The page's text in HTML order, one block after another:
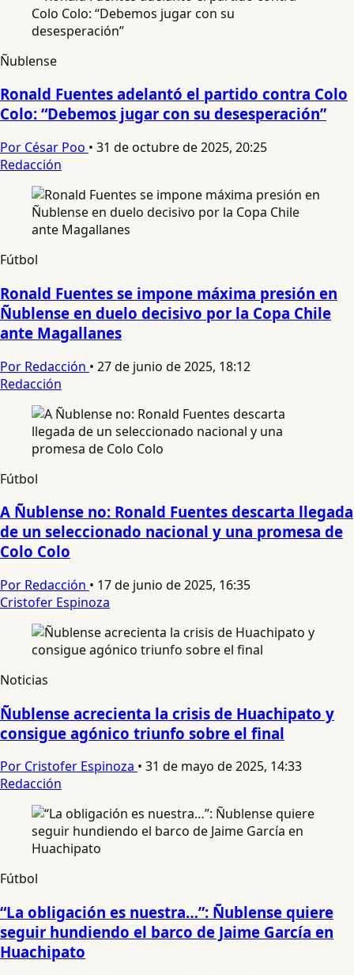
Ñublense
Ronald Fuentes adelantó el partido contra Colo
Colo: “Debemos jugar con su desesperación”
Por César Poo • 31 de octubre de 2025, 20:25
Redacción
Fútbol
Ronald Fuentes se impone máxima presión en
Ñublense en duelo decisivo por la Copa Chile
ante Magallanes
Por Redacción • 27 de junio de 2025, 18:12
Redacción
Fútbol
A Ñublense no: Ronald Fuentes descarta llegada
de un seleccionado nacional y una promesa de
Colo Colo
Por Redacción • 17 de junio de 2025, 16:35
Cristofer Espinoza
Noticias
Ñublense acrecienta la crisis de Huachipato y
consigue agónico triunfo sobre el final
Por Cristofer Espinoza • 31 de mayo de 2025, 14:33
Redacción
Fútbol
“La obligación es nuestra…”: Ñublense quiere
seguir hundiendo el barco de Jaime García en
Huachipato